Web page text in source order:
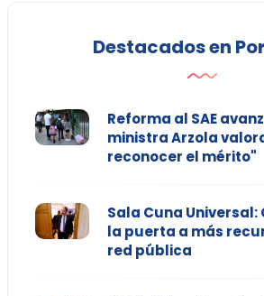
Destacados en
Reforma al SAE
ministra Arzola
reconocer el mérito"
Sala Cuna
la puerta a más
red pública